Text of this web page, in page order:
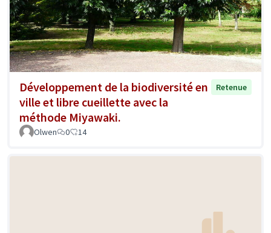
Développement de la biodiversité en
ville et libre cueillette avec la
méthode Miyawaki.
Retenue
Olwen 0 14